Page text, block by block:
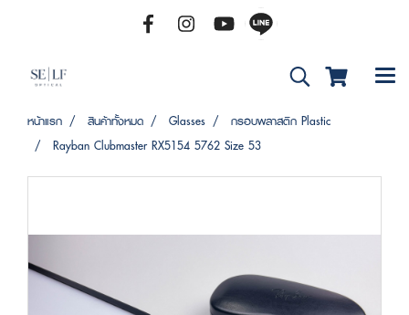
หน้าแรก สินค้าทั้งหมด Glasses
กรอบพลาสติก Plastic
Rayban Clubmaster RX5154 5762 Size 53